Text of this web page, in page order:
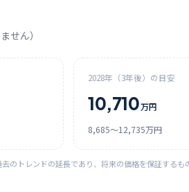
せん）
2028年（3年後）の目安
10,710万円
8,685〜12,735万円
のトレンドの延長であり、将来の価格を保証する